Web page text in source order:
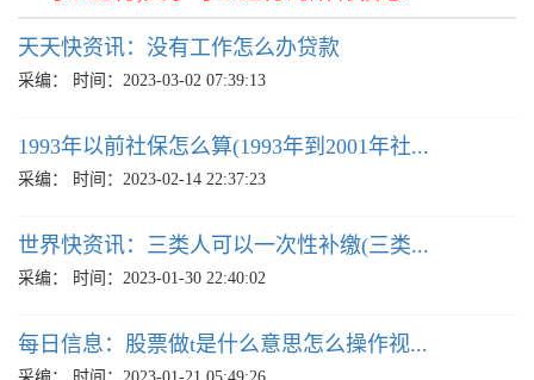
天天快资讯：没有工作怎么办贷款
采编： 时间：2023-03-02 07:39:13
1993年以前社保怎么算(1993年到2001年社...
采编： 时间：2023-02-14 22:37:23
世界快资讯：三类人可以一次性补缴(三类...
采编： 时间：2023-01-30 22:40:02
每日信息：股票做t是什么意思怎么操作视...